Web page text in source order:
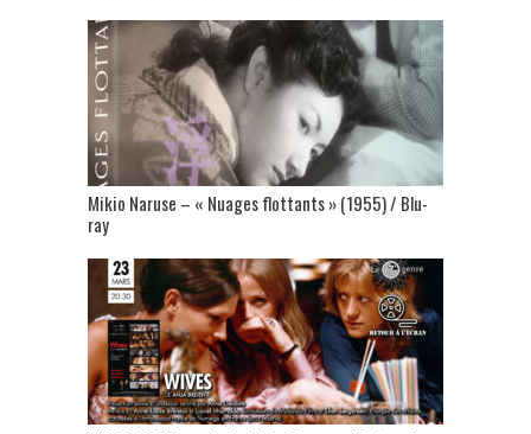
Mikio Naruse – « Nuages flottants » (1955) / Blu-
ray